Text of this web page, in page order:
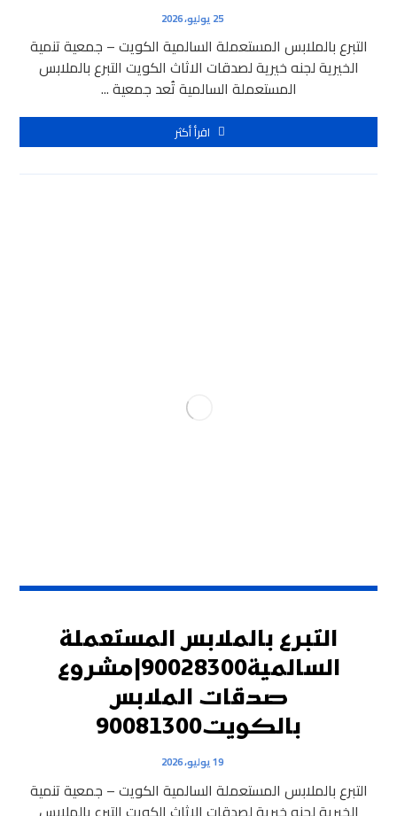
25 يوليو، 2026
التبرع بالملابس المستعملة السالمية الكويت – جمعية تنمية
الخيرية لجنه خيرية لصدقات الاثاث الكويت التبرع بالملابس
المستعملة السالمية تُعد جمعية ...
اقرأ أكثر
التبرع بالملابس المستعملة
السالمية90028300|مشروع
صدقات الملابس
بالكويت90081300
19 يوليو، 2026
التبرع بالملابس المستعملة السالمية الكويت – جمعية تنمية